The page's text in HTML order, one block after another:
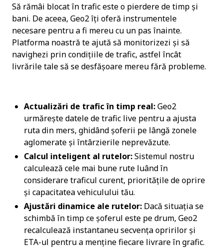
Să rămâi blocat în trafic este o pierdere de timp și
bani. De aceea, Geo2 îți oferă instrumentele
necesare pentru a fi mereu cu un pas înainte.
Platforma noastră te ajută să monitorizezi și să
navighezi prin condițiile de trafic, astfel încât
livrările tale să se desfășoare mereu fără probleme.
Actualizări de trafic în timp real: Geo2
urmărește datele de trafic live pentru a ajusta
ruta din mers, ghidând șoferii pe lângă zonele
aglomerate și întârzierile neprevăzute.
Calcul inteligent al rutelor: Sistemul nostru
calculează cele mai bune rute luând în
considerare traficul curent, prioritățile de oprire
și capacitatea vehiculului tău.
Ajustări dinamice ale rutelor: Dacă situația se
schimbă în timp ce șoferul este pe drum, Geo2
recalculează instantaneu secvența opririlor și
ETA-ul pentru a menține fiecare livrare în grafic.